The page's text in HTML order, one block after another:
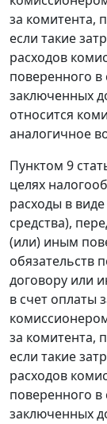
за комитента,
если такие
расходов
поверенного в
заключенных
относится
аналогичное
Пунктом 9
целях
расходы в
средства),
(или) иным
обязательств
договору или
в счет оплаты
за комитента,
если такие
расходов
поверенного в
заключенных